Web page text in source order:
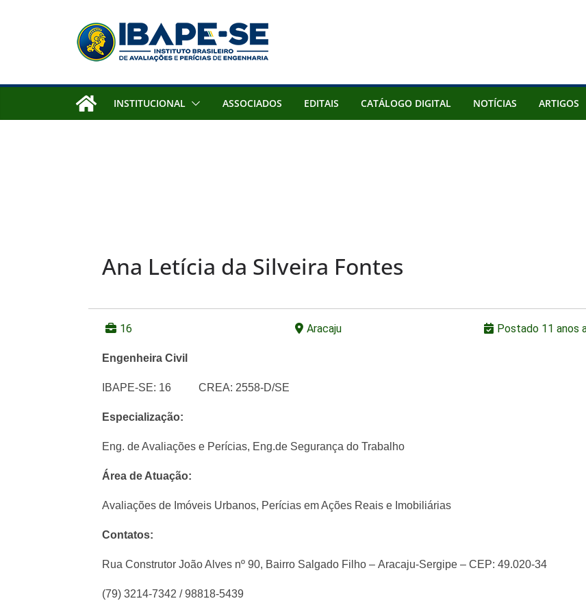
INSTITUCIONAL ASSOCIADOS EDITAIS CATÁLOGO DIGITAL NOTÍCIAS ARTIGOS
Ana Letícia da Silveira Fontes
16 Aracaju Postado 11 anos
Engenheira Civil
IBAPE-SE: 16 CREA: 2558-D/SE
Especialização:
Eng. de Avaliações e Perícias, Eng.de Segurança do Trabalho
Área de Atuação:
Avaliações de Imóveis Urbanos, Perícias em Ações Reais e Imobiliárias
Contatos:
Rua Construtor João Alves nº 90, Bairro Salgado Filho – Aracaju-Sergipe – CEP: 49.020-34
(79) 3214-7342 / 98818-5439